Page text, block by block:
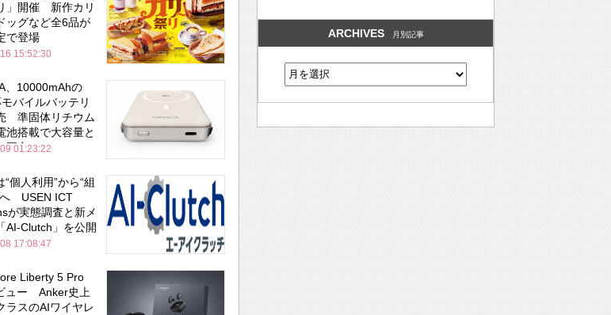
」開催 新作カリ
ッグなど全6品が
で登場
15:52:30
、10000mAhの
バイルバッテリ
準固体リチウム
池搭載で大容量と
両立
01:23:22
“個人利用”から“組
へ USEN ICT
が実態調査と新メ
AI-Clutch」を公開
17:08:47
Liberty 5 Pro
ュー Anker史上
ラスのAIワイヤレ
ARCHIVES 月別記事